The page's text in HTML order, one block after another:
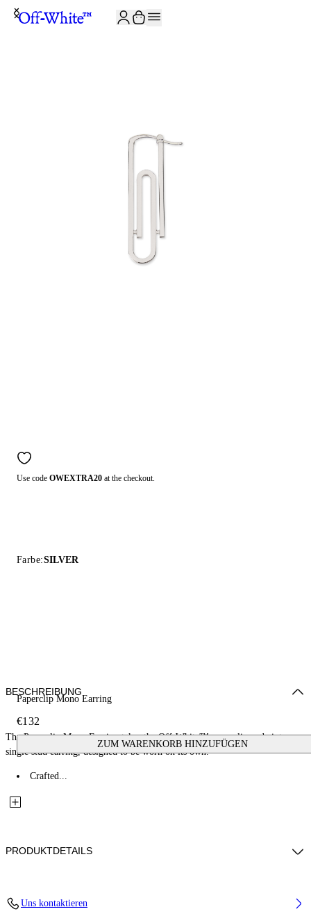
Use code OWEXTRA20 at the checkout.
Farbe:SILVER
Paperclip Mono Earring
€132
ZUM WARENKORB HINZUFÜGEN
BESCHREIBUNG
The Paperclip Mono Earring takes the Off-White™ paperclip code into a
single stud earring, designed to be worn on its own.
Crafted...
PRODUKTDETAILS
Uns kontaktieren